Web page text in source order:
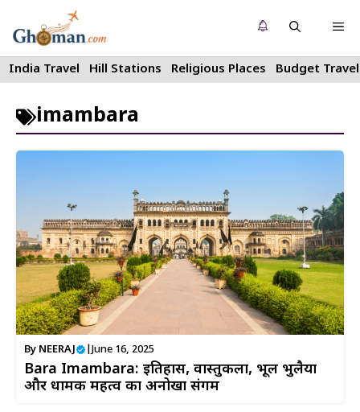
to
content
India Travel Hill Stations Religious Places Budget Travel
imambara
By NEERAJ June 16, 2025
Bara Imambara: इतिहास, वास्तुकला, भूल भुलैया
और धार्मिक महत्व का अनोखा संगम